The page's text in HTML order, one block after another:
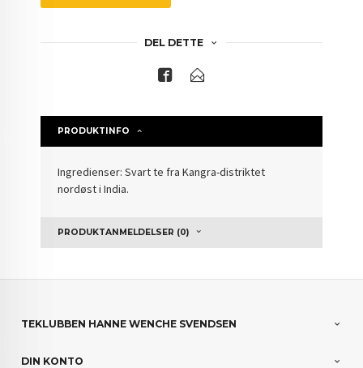
DEL DETTE
PRODUKTINFO
Ingredienser: Svart te fra Kangra-distriktet
nordøst i India.
PRODUKTANMELDELSER (0)
TEKLUBBEN HANNE WENCHE SVENDSEN
DIN KONTO